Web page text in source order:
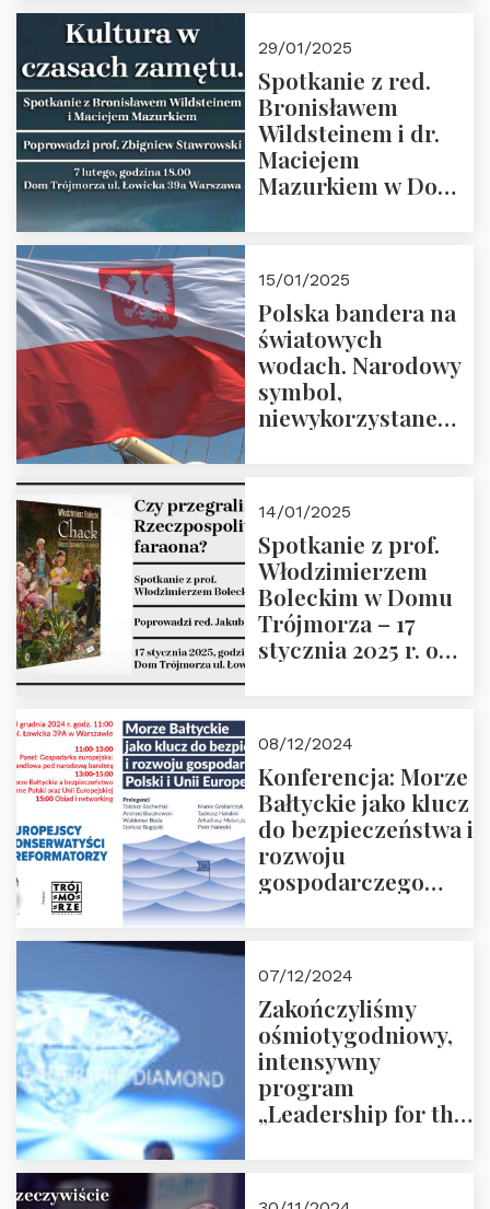
29/01/2025
Spotkanie z red.
Bronisławem
Wildsteinem i dr.
Maciejem
Mazurkiem w Domu
Prowadzi prof.
Zbigniew
Stawrowski
15/01/2025
Polska bandera na
światowych
wodach. Narodowy
symbol,
niewykorzystane
14/01/2025
Spotkanie z prof.
Włodzimierzem
Boleckim w Domu
Trójmorza – 17
stycznia 2025 r. o
08/12/2024
Konferencja: Morze
Bałtyckie jako klucz
do bezpieczeństwa i
rozwoju
gospodarczego
ZAPRASZAMY
07/12/2024
Zakończyliśmy
ośmiotygodniowy,
intensywny
program
„Leadership for the